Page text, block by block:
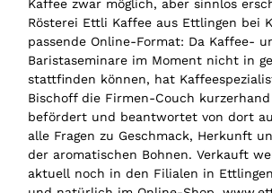
Kaffee zwar möglich, aber sinnlos
Rösterei Ettli Kaffee aus Ettlingen bei
passende Online-Format: Da Kaffee-
Baristaseminare im Moment nicht in
stattfinden können, hat
Bischoff die Firmen-Couch
befördert und beantwortet von dort
alle Fragen zu Geschmack, Herkunft
der aromatischen Bohnen. Verkauft
aktuell noch in den Filialen in